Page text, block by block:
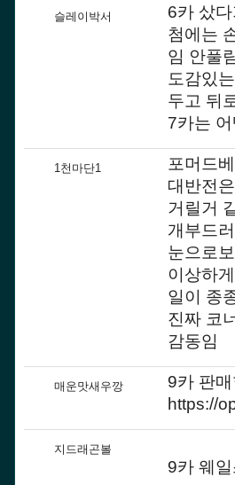
슬레이박서
6카 샀
첨에는
임 안풀
도감있
두고 뒤
7카는
1천마단1
포머드
대반전
거릴거
개부드
눈으로
이상하
일이 종
진짜 코
감동임
매운맛새우깡
9카 판
https://
지드래곤볼
9카 웨